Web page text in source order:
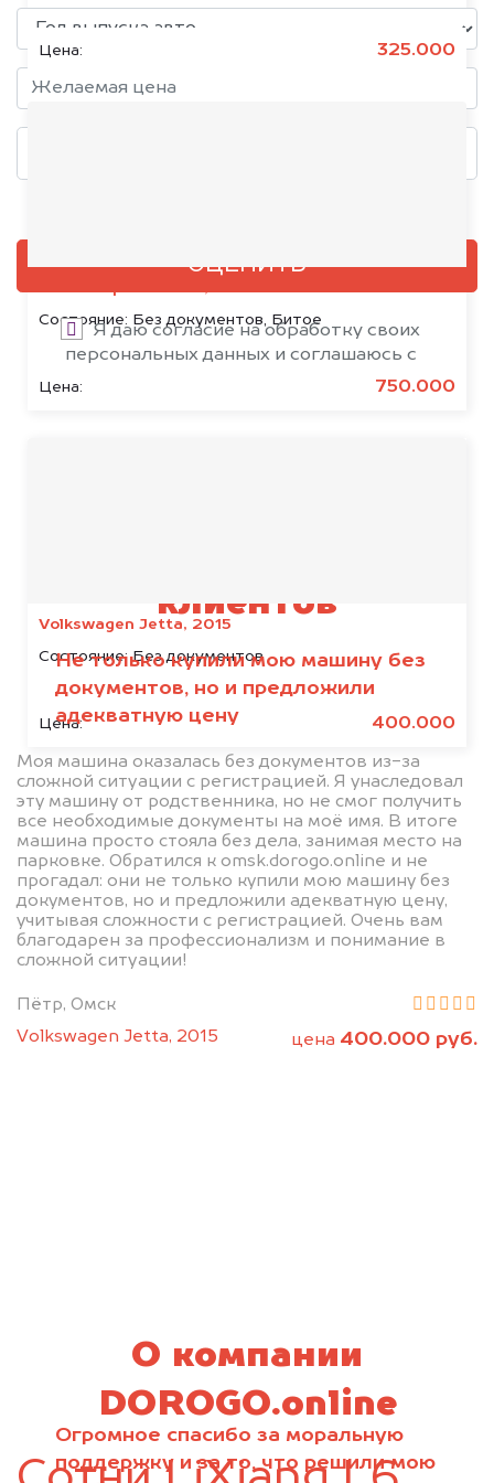
Цена: 325.000
Состояние: Без документов, Битое
Цена: 750.000
Volkswagen Jetta, 2015
Состояние:Без документов
Цена: 400.000
ОЦЕНИТЬ
Я даю согласие на обработку своих
персональных данных и соглашаюсь с
политикой конфиденциальности
клиентов
Не только купили мою машину без
документов, но и предложили
адекватную цену
Моя машина оказалась без документов из-за
сложной ситуации с регистрацией. Я унаследовал
эту машину от родственника, но не смог получить
все необходимые документы на моё имя. В итоге
машина просто стояла без дела, занимая место на
парковке. Обратился к omsk.dorogo.online и не
прогадал: они не только купили мою машину без
документов, но и предложили адекватную цену,
учитывая сложности с регистрацией. Очень вам
благодарен за профессионализм и понимание в
сложной ситуации!
Пётр, Омск
Volkswagen Jetta, 2015
цена 400.000 руб.
Огромное спасибо за моральную
поддержку и за то, что решили мою
О компании
DOROGO.online